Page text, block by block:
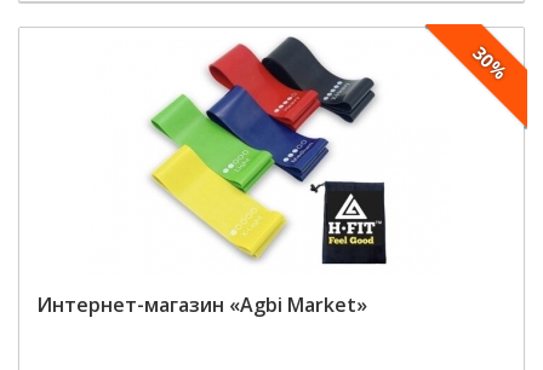
30%
Интернет-магазин «Agbi Market»